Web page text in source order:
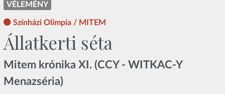
VÉLEMÉNY
Színházi Olimpia / MITEM
Állatkerti séta
Mitem krónika XI. (CCY - WITKAC-Y
Menazséria)